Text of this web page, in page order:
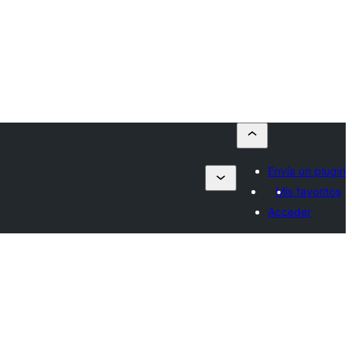
Envía un plugin
Mis favoritos
Acceder